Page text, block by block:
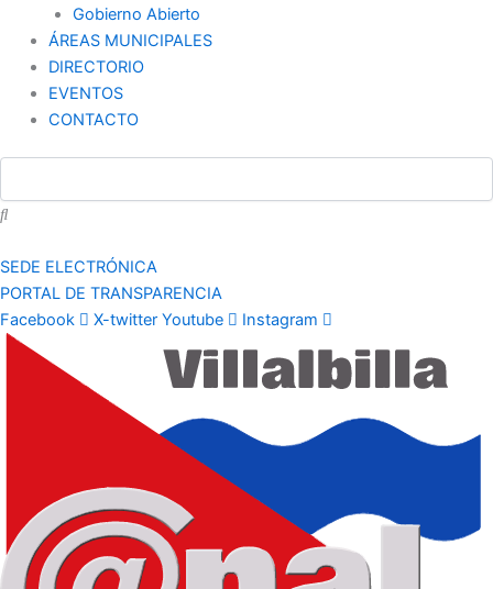
Gobierno Abierto
ÁREAS MUNICIPALES
DIRECTORIO
EVENTOS
CONTACTO
SEDE ELECTRÓNICA
PORTAL DE TRANSPARENCIA
Facebook
X-twitter Youtube Instagram